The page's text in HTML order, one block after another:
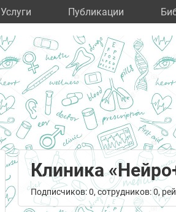
Услуги Публикации
Клиника
Подписчиков: 0, сотрудников: 0,